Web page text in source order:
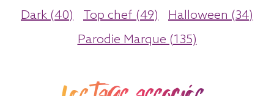
Dark (40)
Top chef (49)
Halloween (34)
Parodie Marque (135)